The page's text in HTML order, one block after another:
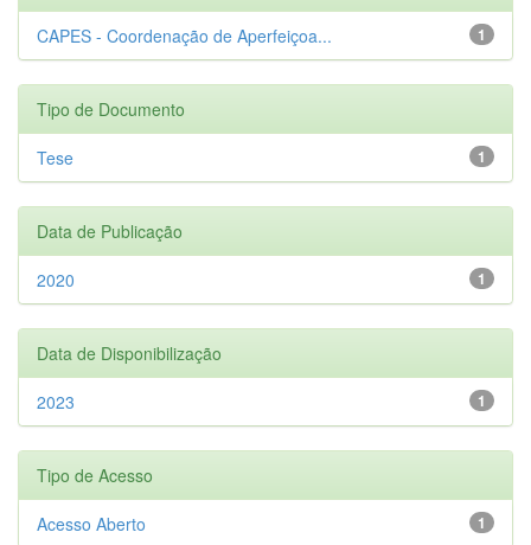
1
CAPES - Coordenação de Aperfeiçoa...
Tipo de Documento
1
Tese
Data de Publicação
1
2020
Data de Disponibilização
1
2023
Tipo de Acesso
1
Acesso Aberto